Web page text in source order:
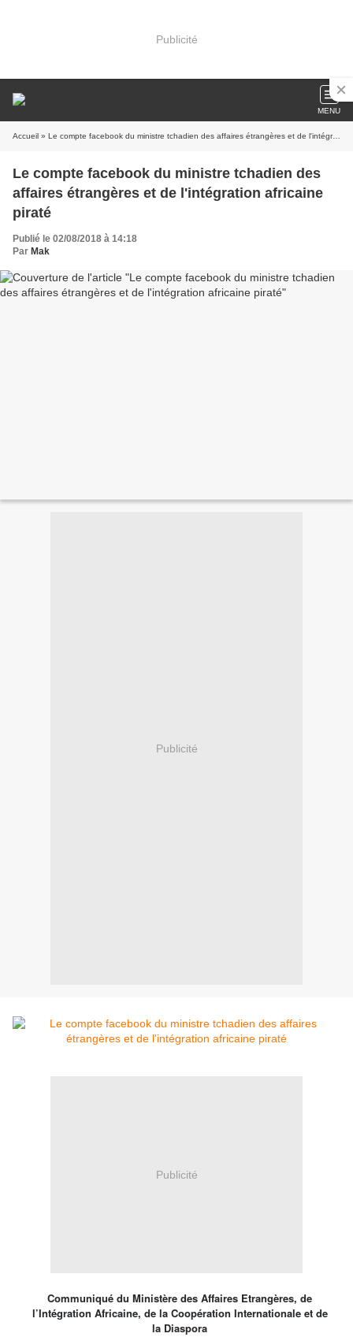
Publicité
MENU
Accueil » Le compte facebook du ministre tchadien des affaires étrangères et de l'intégration africaine piraté
Le compte facebook du ministre tchadien des
affaires étrangères et de l'intégration africaine
piraté
Publié le 02/08/2018 à 14:18
Par Mak
Publicité
Publicité
Communiqué du Ministère des Affaires Etrangères, de
l’Intégration Africaine, de la Coopération Internationale et de
la Diaspora